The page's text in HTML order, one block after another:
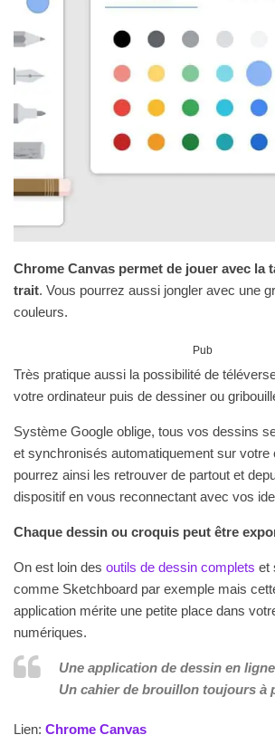
Chrome Canvas permet de jouer avec la
trait. Vous pourrez aussi jongler avec une
couleurs.
Pub
Très pratique aussi la possibilité de
votre ordinateur puis de dessiner ou
Système Google oblige, tous vos dessins
et synchronisés automatiquement sur votre
pourrez ainsi les retrouver de partout et
dispositif en vous reconnectant avec vos
Chaque dessin ou croquis peut être
On est loin des outils de dessin complets et
comme Sketchboard par exemple mais
application mérite une petite place dans
numériques.
Une application de dessin en
Un cahier de brouillon toujours à
Lien: Chrome Canvas